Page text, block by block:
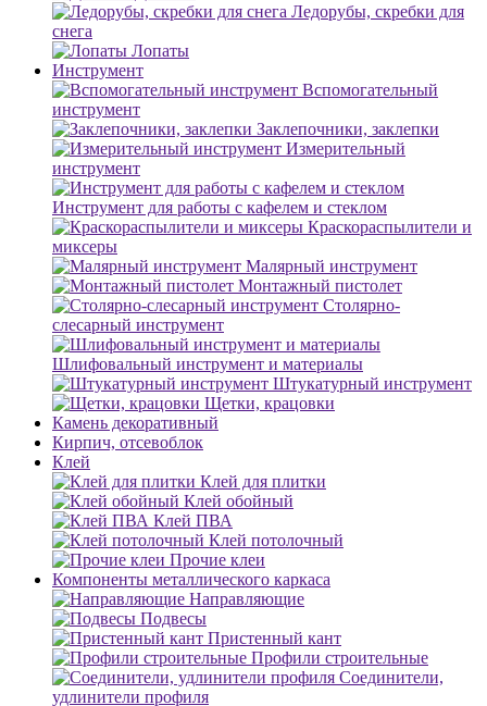
Ледорубы, скребки для
снега
Лопаты
Инструмент
Вспомогательный
инструмент
Заклепочники, заклепки
Измерительный
инструмент
Инструмент для работы с кафелем и стеклом
Краскораспылители и
миксеры
Малярный инструмент
Монтажный пистолет
Столярно-
слесарный инструмент
Шлифовальный инструмент и материалы
Штукатурный инструмент
Щетки, крацовки
Камень декоративный
Кирпич, отсевоблок
Клей
Клей для плитки
Клей обойный
Клей ПВА
Клей потолочный
Прочие клеи
Компоненты металлического каркаса
Направляющие
Подвесы
Пристенный кант
Профили строительные
Соединители,
удлинители профиля